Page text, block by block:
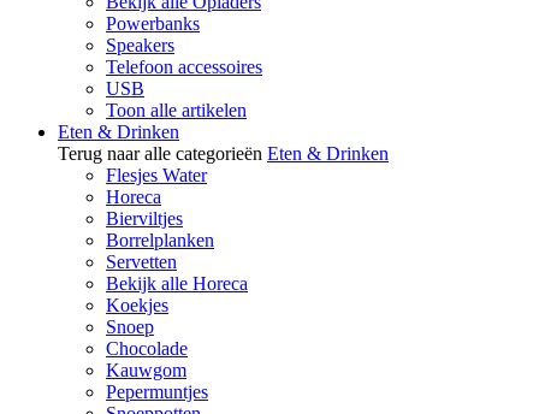
Powerbanks
Speakers
Telefoon accessoires
USB
Toon alle artikelen
Eten & Drinken
Terug naar alle categorieën Eten & Drinken
Flesjes Water
Horeca
Bierviltjes
Borrelplanken
Servetten
Bekijk alle Horeca
Koekjes
Snoep
Chocolade
Kauwgom
Pepermuntjes